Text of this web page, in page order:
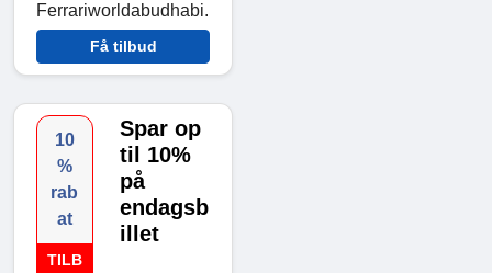
Ferrariworldabudhabi.
Få tilbud
10
%
rab
at
TILB
Spar op
til 10%
på
endagsb
illet